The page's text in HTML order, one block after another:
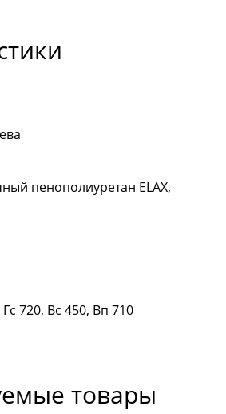
пенополиуретан ELAX,
720, Вс 450, Вп 710
товары